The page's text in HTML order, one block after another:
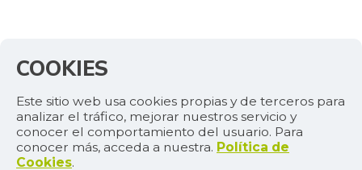
COOKIES
Este sitio web usa cookies propias y de terceros para
analizar el tráfico, mejorar nuestros servicio y
conocer el comportamiento del usuario. Para
conocer más, acceda a nuestra. Política de
Cookies.